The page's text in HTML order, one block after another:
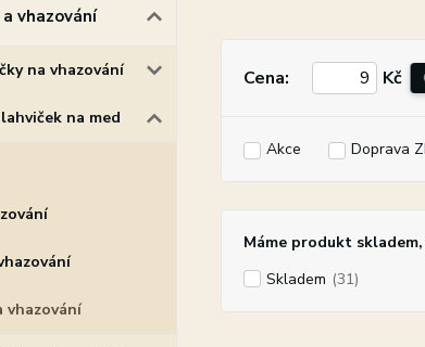
vhazování
na vhazování
na med
vhazování
Cena: Kč
Akce Doprava
Máme produkt
Skladem (31)